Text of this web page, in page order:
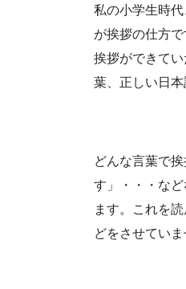
私の小学生時代
が挨拶の仕方で
挨拶ができて
葉、正しい日
どんな言葉で挨
す」・・・ な
ます。
これを読
どをさせていま